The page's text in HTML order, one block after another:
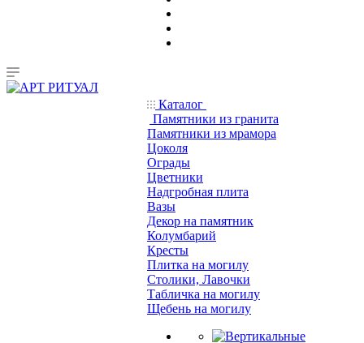
Каталог
Памятники из гранита
Памятники из мрамора
Цоколя
Ограды
Цветники
Надгробная плита
Вазы
Декор на памятник
Колумбарий
Кресты
Плитка на могилу
Столики, Лавочки
Табличка на могилу
Щебень на могилу